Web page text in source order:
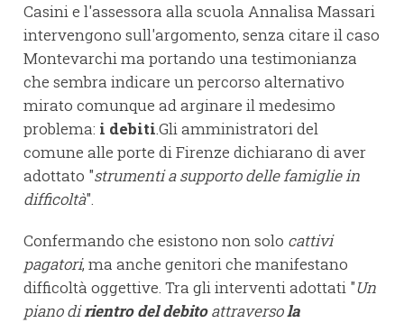
Casini e l'assessora alla scuola Annalisa Massari
intervengono sull'argomento, senza citare il caso
Montevarchi ma portando una testimonianza
che sembra indicare un percorso alternativo
mirato comunque ad arginare il medesimo
problema: i debiti.Gli amministratori del
comune alle porte di Firenze dichiarano di aver
adottato "strumenti a supporto delle famiglie in
difficoltà".
Confermando che esistono non solo cattivi
pagatori, ma anche genitori che manifestano
difficoltà oggettive. Tra gli interventi adottati "Un
piano dirientro del debitoattraversola